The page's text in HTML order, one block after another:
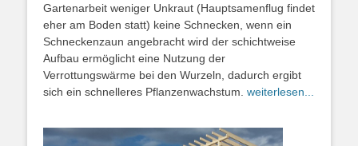
Gartenarbeit weniger Unkraut (Hauptsamenflug findet
eher am Boden statt) keine Schnecken, wenn ein
Schneckenzaun angebracht wird der schichtweise
Aufbau ermöglicht eine Nutzung der
Verrottungswärme bei den Wurzeln, dadurch ergibt
sich ein schnelleres Pflanzenwachstum. weiterlesen...